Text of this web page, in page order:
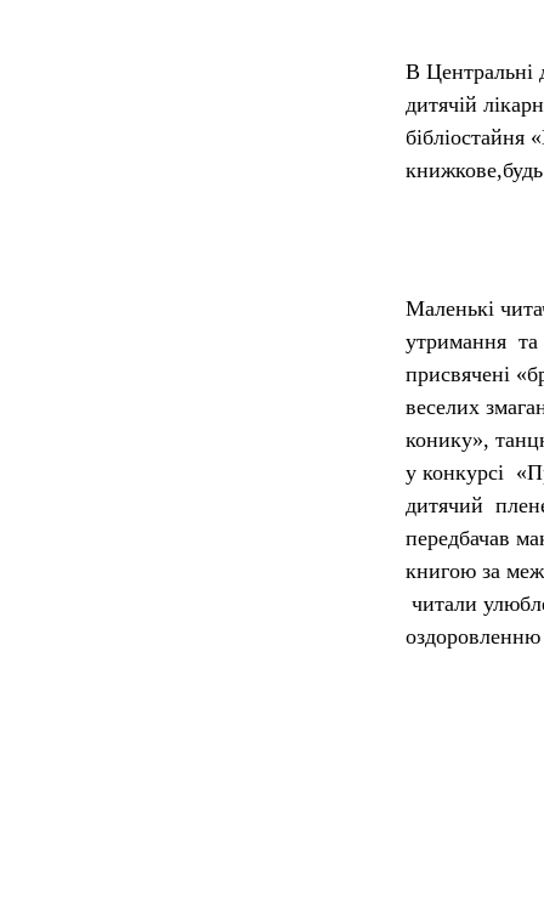
В Центральні
дитячій
бібліостайня
Маленькі
утримання та
присвячені
веселих
конику»,
у конкурсі
дитячий
передбачав
книгою за
читали
оздоровленню